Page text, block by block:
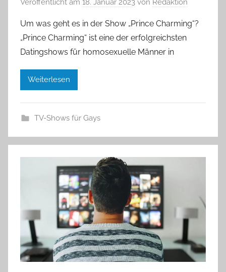
Um was geht es in der Show „Prince Charming“?
„Prince Charming“ ist eine der erfolgreichsten
Datingshows für homosexuelle Männer in
Weiterlesen
TV-Shows für Gays